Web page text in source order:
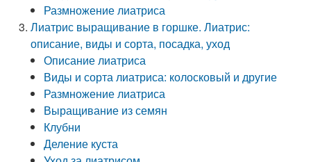
Размножение лиатриса
Лиатрис выращивание в горшке. Лиатрис:
описание, виды и сорта, посадка, уход
Описание лиатриса
Виды и сорта лиатриса: колосковый и другие
Размножение лиатриса
Выращивание из семян
Клубни
Деление куста